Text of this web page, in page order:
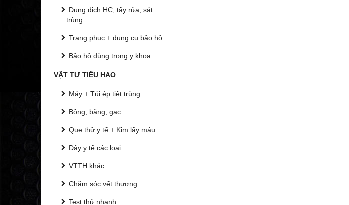
Dung dịch HC, tẩy rửa, sát
trùng
Trang phục + dụng cụ bảo hộ
Bảo hộ dùng trong y khoa
VẬT TƯ TIÊU HAO
Máy + Túi ép tiệt trùng
Bông, băng, gạc
Que thử y tế + Kim lấy máu
Dây y tế các loại
VTTH khác
Chăm sóc vết thương
Test thử nhanh